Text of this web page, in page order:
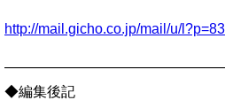
http://mail.gicho.co.jp/mail/u/
◆編集後記